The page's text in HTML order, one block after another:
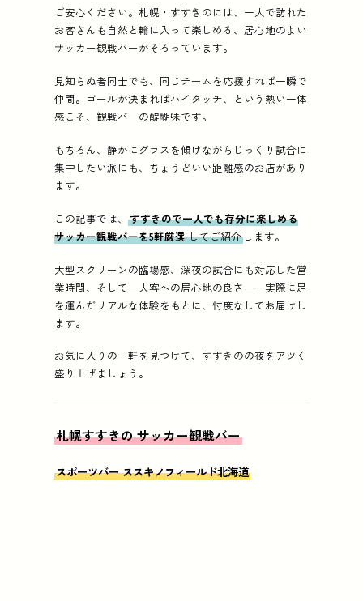
ご安心ください。札幌・すすきのには、一人で訪れた
お客さんも自然と輪に入って楽しめる、居心地のよい
サッカー観戦バーがそろっています。
見知らぬ者同士でも、同じチームを応援すれば一瞬で
仲間。ゴールが決まればハイタッチ、という熱い一体
感こそ、観戦バーの醍醐味です。
もちろん、静かにグラスを傾けながらじっくり試合に
集中したい派にも、ちょうどいい距離感のお店があり
ます。
この記事では、すすきので一人でも存分に楽しめる
サッカー観戦バーを5軒厳選 してご紹介 します。
大型スクリーンの臨場感、深夜の試合にも対応した営
業時間、そして一人客への居心地の良さ——実際に足
を運んだリアルな体験をもとに、忖度なしでお届けし
ます。
お気に入りの一軒を見つけて、すすきのの夜をアツく
盛り上げましょう。
札幌すすきの サッカー観戦バー
スポーツバー ススキノフィールド北海道